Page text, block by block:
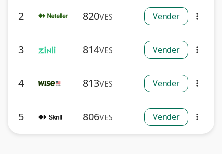
2 820VES Vender more_vert
3 814VES Vender more_vert
4 813VES Vender more_vert
5 806VES Vender more_vert